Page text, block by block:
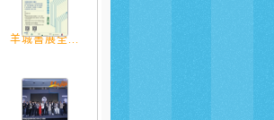
羊城書展全...